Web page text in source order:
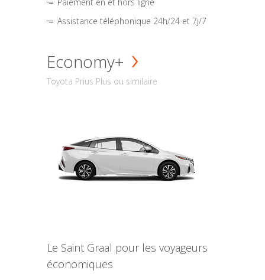
Assistance téléphonique 24h/24 et 7j/7
Economy+
Toyota Prius Plus ou similaire
Le Saint Graal pour les voyageurs
économiques